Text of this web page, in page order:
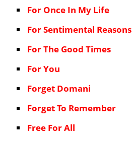
For Once In My Life
For Sentimental Reasons
For The Good Times
For You
Forget Domani
Forget To Remember
Free For All